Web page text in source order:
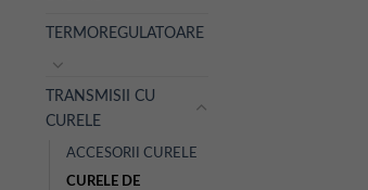
TERMOREGULATOARE
TRANSMISII CU
CURELE
ACCESORII CURELE
CURELE DE